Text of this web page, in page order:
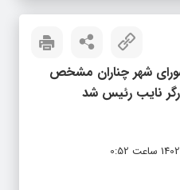
شهر چناران مشخص
نایب رئیس شد